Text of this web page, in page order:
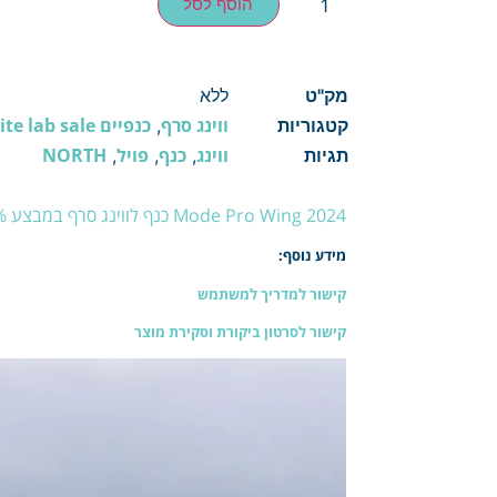
הוסף לסל
מק"ט
ללא
קטגוריות
ווינג סרף,כנפיים Wings Surflab sale
תגיות ווינג,כנף, פויל,
NORTH
Mode Pro Wing 2024 כנף לווינג סרף במבצע SALE 25% הנחה ! עד גמר המלאי!
מידע נוסף:
קישור למדריך למשתמש
קישור לסרטון ביקורת וסקירת מוצר